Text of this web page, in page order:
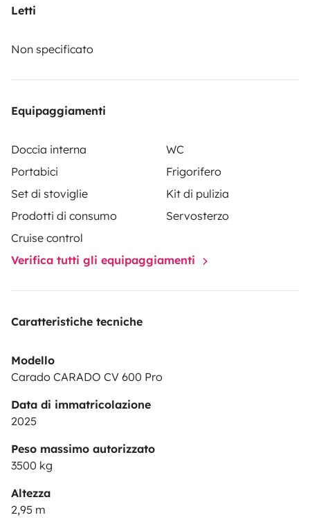
panoramique sur la nature.
apéro et détente.
electrique, un siége enfant et un salon de jardin
une virée à l'étranger, notre fourgon sera heureux de
Letti
Non specificato
Equipaggiamenti
Doccia interna
WC
Portabici
Frigorifero
Set di stoviglie
Kit di pulizia
Prodotti di consumo
Servosterzo
Cruise control
Verifica tutti gli equipaggiamenti
Caratteristiche tecniche
Modello
Carado CARADO CV 600 Pro
Data di immatricolazione
2025
Peso massimo autorizzato
3500 kg
Altezza
2,95 m